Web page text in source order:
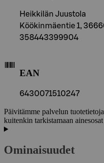
Heikkilän Juustola
Köökinmäentie 1,
358443399904
EAN
6430071510247
Päivitämme palvelun
kuitenkin tarkistamaan
Ominaisuudet